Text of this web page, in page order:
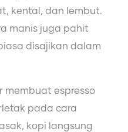
kental, dan lembut.
manis juga pahit
disajikan dalam
membuat espresso
pada cara
kopi langsung